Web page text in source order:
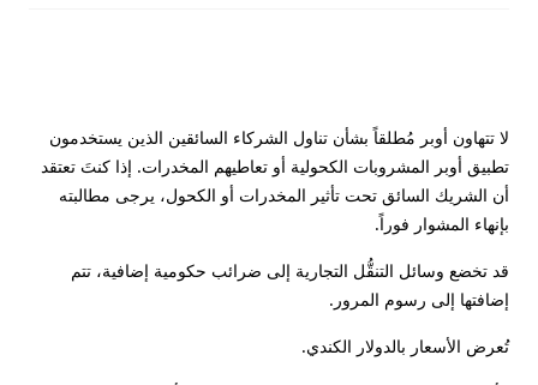
لا تتهاون أوبر مُطلقاً بشأن تناول الشركاء السائقين الذين يستخدمون
تطبيق أوبر المشروبات الكحولية أو تعاطيهم المخدرات. إذا كنتَ تعتقد
أن الشريك السائق تحت تأثير المخدرات أو الكحول، يرجى مطالبته
بإنهاء المشوار فوراً.
قد تخضع وسائل التنقُّل التجارية إلى ضرائب حكومية إضافية، تتم
إضافتها إلى رسوم المرور.
تُعرض الأسعار بالدولار الكندي.